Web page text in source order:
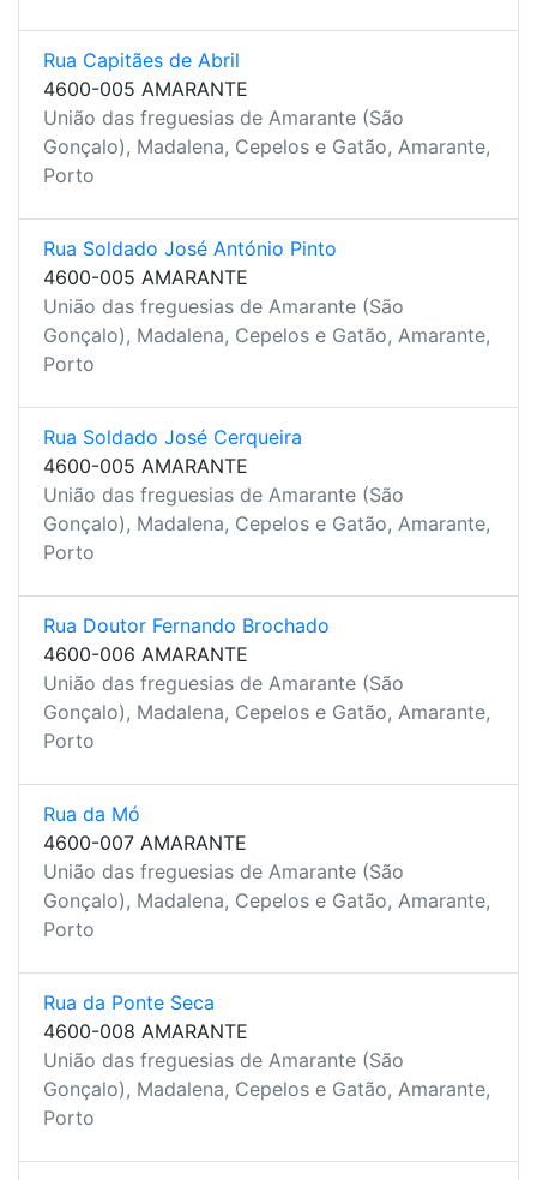
Rua Capitães de Abril
4600-005 AMARANTE
União das freguesias de Amarante (São
Gonçalo), Madalena, Cepelos e Gatão, Amarante,
Porto
Rua Soldado José António Pinto
4600-005 AMARANTE
União das freguesias de Amarante (São
Gonçalo), Madalena, Cepelos e Gatão, Amarante,
Porto
Rua Soldado José Cerqueira
4600-005 AMARANTE
União das freguesias de Amarante (São
Gonçalo), Madalena, Cepelos e Gatão, Amarante,
Porto
Rua Doutor Fernando Brochado
4600-006 AMARANTE
União das freguesias de Amarante (São
Gonçalo), Madalena, Cepelos e Gatão, Amarante,
Porto
Rua da Mó
4600-007 AMARANTE
União das freguesias de Amarante (São
Gonçalo), Madalena, Cepelos e Gatão, Amarante,
Porto
Rua da Ponte Seca
4600-008 AMARANTE
União das freguesias de Amarante (São
Gonçalo), Madalena, Cepelos e Gatão, Amarante,
Porto